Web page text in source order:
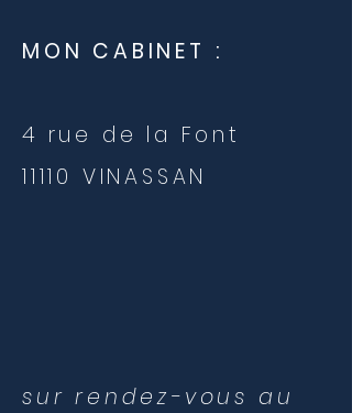
MON CABINET :
4 rue de la Font
11110 VINASSAN
sur rendez-vous au